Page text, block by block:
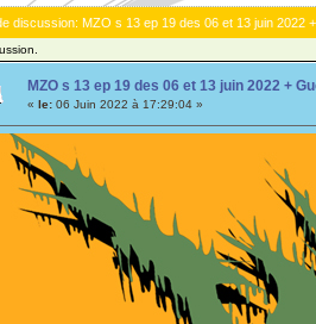
discussion: MZO s 13 ep 19 des 06 et 13 juin
MZO s 13 ep 19 des 06 et 13 juin 2022 +
« le: 06 Juin 2022 à 17:29:04 »